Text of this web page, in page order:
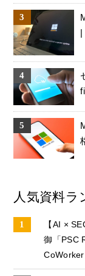
|
人気資料ラ
【AI ×
御「PSC
CoWorker